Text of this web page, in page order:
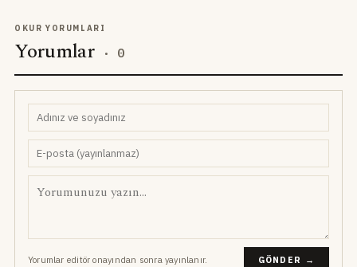
OKUR YORUMLARI
Yorumlar · 0
Yorumlar editör onayından sonra yayınlanır. GÖNDER →